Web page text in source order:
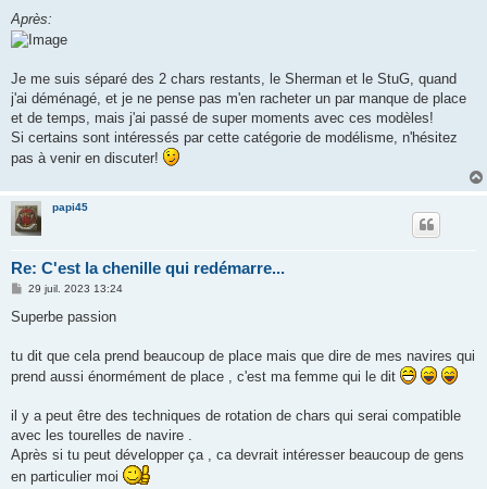
Après:
Je me suis séparé des 2 chars restants, le Sherman et le StuG, quand
j'ai déménagé, et je ne pense pas m'en racheter un par manque de place
et de temps, mais j'ai passé de super moments avec ces modèles!
Si certains sont intéressés par cette catégorie de modélisme, n'hésitez
pas à venir en discuter!
papi45
Re: C'est la chenille qui redémarre...
M
s
s
g
29 juil. 2023 13:24
Superbe passion
tu dit que cela prend beaucoup de place mais que dire de mes navires qui
prend aussi énormément de place , c'est ma femme qui le dit
il y a peut être des techniques de rotation de chars qui serai compatible
avec les tourelles de navire .
Après si tu peut développer ça , ca devrait intéresser beaucoup de gens
en particulier moi